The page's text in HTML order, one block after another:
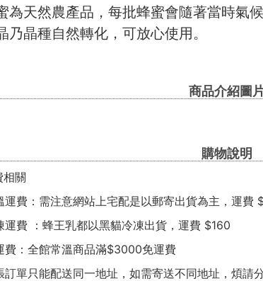
為天然農產品，每批蜂蜜會隨著當時氣
乃晶種自然轉化，可放心使用。
商品介紹圖
購物說明
關
費：需注意網站上宅配是以郵寄出貨為主，運費
費 ：蜂王乳都以黑貓冷凍出貨，運費 $160
：全館常溫商品滿$3000免運費
單只能配送同一地址，如需寄送不同地址，煩請分